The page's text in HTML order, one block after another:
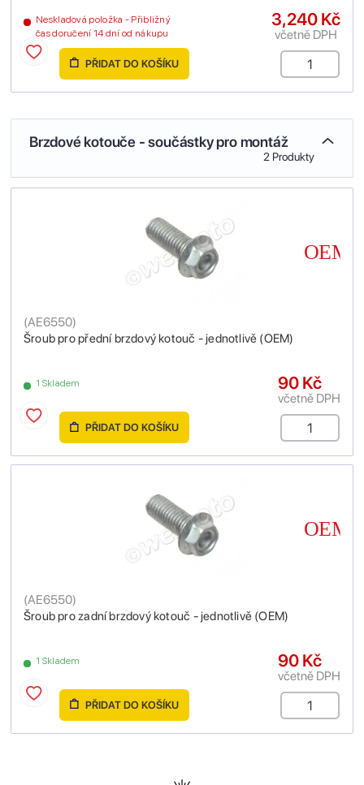
Neskladová položka - Přibližný
čas doručení 14 dní od nákupu
3,240 Kč
včetně DPH
PŘIDAT DO KOŠÍKU
Brzdové kotouče - součástky pro montáž
2 Produkty
Šroub pro přední brzdový kotouč - jednotlivě (OEM)
(AE6550)
1 Skladem 90 Kč
včetně DPH
PŘIDAT DO KOŠÍKU
Šroub pro zadní brzdový kotouč - jednotlivě (OEM)
(AE6550)
1 Skladem 90 Kč
včetně DPH
PŘIDAT DO KOŠÍKU